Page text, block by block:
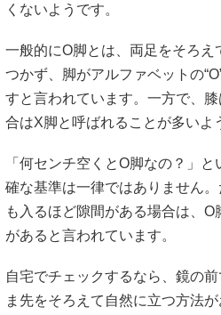
くないようです。
一般的にO脚とは、両足をそろ
つかず、脚がアルファベットの
すと言われています。一方で、
合はX脚と呼ばれることが多いよ
「何センチ空くとO脚なの？」
確な基準は一律ではありません
も入るほど隙間がある場合は、
があると言われています。
自宅でチェックするなら、鏡の
ま先をそろえて自然に立つ方法